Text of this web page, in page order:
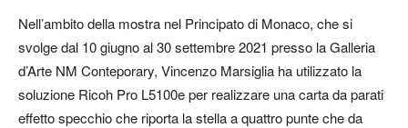
Nell’ambito della mostra nel Principato di Monaco, che si
svolge dal 10 giugno al 30 settembre 2021 presso la Galleria
d’Arte NM Conteporary, Vincenzo Marsiglia ha utilizzato la
soluzione Ricoh Pro L5100e per realizzare una carta da parati
effetto specchio che riporta la stella a quattro punte che da